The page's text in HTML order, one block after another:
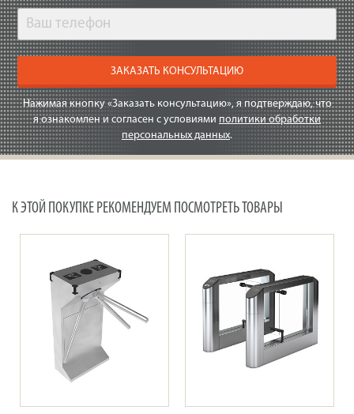
ЗАКАЗАТЬ КОНСУЛЬТАЦИЮ
Нажимая кнопку «Заказать консультацию», я подтверждаю, что
я ознакомлен и согласен с условиями политики обработки
персональных данных.
К ЭТОЙ ПОКУПКЕ РЕКОМЕНДУЕМ ПОСМОТРЕТЬ ТОВАРЫ